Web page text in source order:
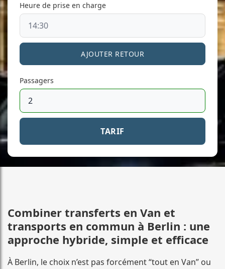
Heure de prise en charge
AJOUTER RETOUR
Passagers
TARIF
Combiner transferts en Van et
transports en commun à Berlin : une
approche hybride, simple et efficace
À Berlin, le choix n’est pas forcément “tout en Van” ou